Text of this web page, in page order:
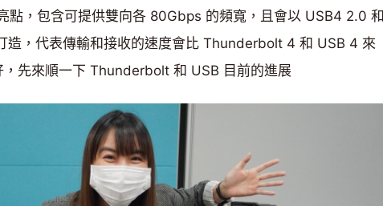
，包含可提供雙向各 80Gbps 的頻寬，且會以 USB4 2.0 和
造，代表傳輸和接收的速度會比 Thunderbolt 4 和 USB 4 來
，先來順一下 Thunderbolt 和 USB 目前的進展